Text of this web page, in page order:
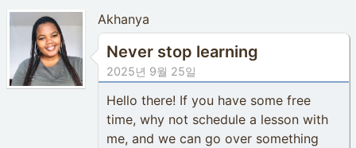
Akhanya
Never stop learning
2025년 9월 25일
Hello there! If you have some free
time, why not schedule a lesson with
me, and we can go over something